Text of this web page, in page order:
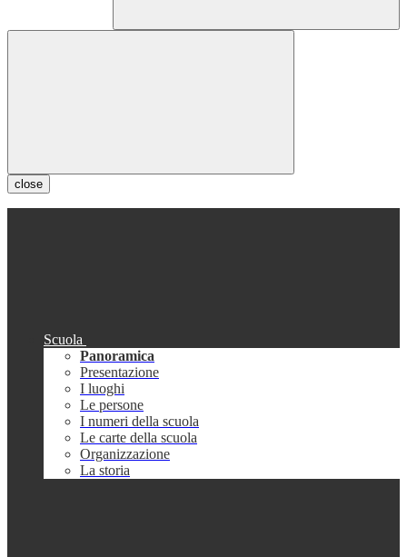
close
Scuola
Panoramica
Presentazione
I luoghi
Le persone
I numeri della scuola
Le carte della scuola
Organizzazione
La storia